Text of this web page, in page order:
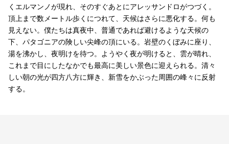
くエルマンノが現れ、そのすぐあとにアレッサンドロがつづく。
頂上まで数メートル歩くにつれて、天候はさらに悪化する。何も
見えない。僕たちは真夜中、普通であれば避けるような天候の
下、パタゴニアの険しい尖峰の頂にいる。岩壁のくぼみに座り、
湯を沸かし、夜明けを待つ。ようやく夜が明けると、雲が晴れ、
これまで目にしたなかでも最高に美しい景色に迎えられる。清々
しい朝の光が四方八方に輝き、新雪をかぶった周囲の峰々に反射
する。